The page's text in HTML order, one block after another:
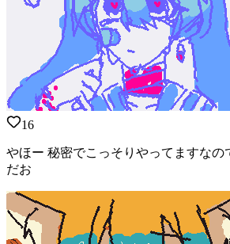
16
やほー 秘密でこっそりやってますなの
だお